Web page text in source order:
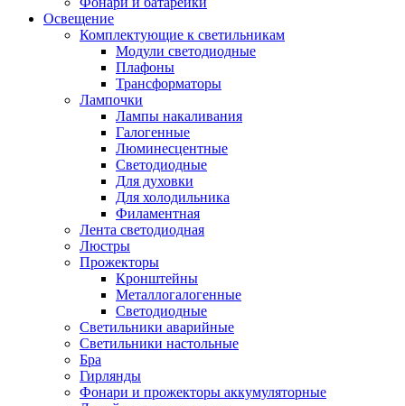
Освещение
Комплектующие к светильникам
Модули светодиодные
Плафоны
Трансформаторы
Лампочки
Лампы накаливания
Галогенные
Люминесцентные
Светодиодные
Для духовки
Для холодильника
Филаментная
Лента светодиодная
Люстры
Прожекторы
Кронштейны
Металлогалогенные
Светодиодные
Светильники аварийные
Светильники настольные
Бра
Гирлянды
Фонари и прожекторы аккумуляторные